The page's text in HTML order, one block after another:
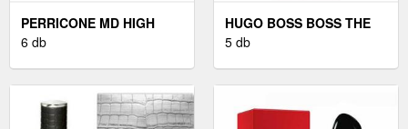
PERRICONE MD HIGH
POTENCY INTENSIVE
SZÉRUM
HIALURONSAVVAL 59 ML
6 db
HUGO BOSS BOSS THE
SCENT EAU DE PARFUM
5 db